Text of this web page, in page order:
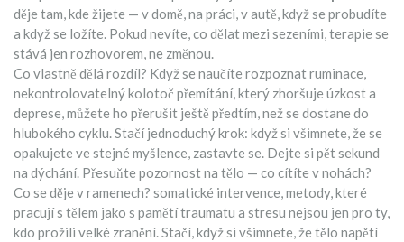
děje tam, kde žijete — v domě, na práci, v autě, když se probudíte
a když se ložíte. Pokud nevíte, co dělat mezi sezeními, terapie se
stává jen rozhovorem, ne změnou.
Co vlastně dělá rozdíl? Když se naučíte rozpoznatruminace,
nekontrolovatelný kolotoč přemítání, který zhoršuje úzkost a
deprese, můžete ho přerušit ještě předtím, než se dostane do
hlubokého cyklu. Stačí jednoduchý krok: když si všimnete, že se
opakujete ve stejné myšlence, zastavte se. Dejte si pět sekund
na dýchání. Přesuňte pozornost na tělo — co cítíte v nohách?
Co se děje v ramenech? somatické intervence,metody, které
pracují s tělem jako s pamětí traumatu a stresu nejsou jen pro ty,
kdo prožili velké zranění. Stačí, když si všimnete, že tělo napětí